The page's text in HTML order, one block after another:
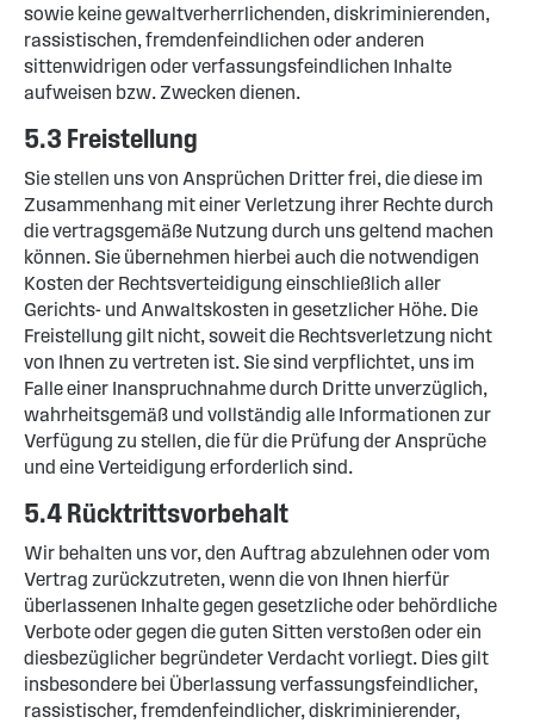
sowie keine gewaltverherrlichenden, diskriminierenden,
rassistischen, fremdenfeindlichen oder anderen
sittenwidrigen oder verfassungsfeindlichen Inhalte
aufweisen bzw. Zwecken dienen.
5.3 Freistellung
Sie stellen uns von Ansprüchen Dritter frei, die diese im
Zusammenhang mit einer Verletzung ihrer Rechte durch
die vertragsgemäße Nutzung durch uns geltend machen
können. Sie übernehmen hierbei auch die notwendigen
Kosten der Rechtsverteidigung einschließlich aller
Gerichts- und Anwaltskosten in gesetzlicher Höhe. Die
Freistellung gilt nicht, soweit die Rechtsverletzung nicht
von Ihnen zu vertreten ist. Sie sind verpflichtet, uns im
Falle einer Inanspruchnahme durch Dritte unverzüglich,
wahrheitsgemäß und vollständig alle Informationen zur
Verfügung zu stellen, die für die Prüfung der Ansprüche
und eine Verteidigung erforderlich sind.
5.4 Rücktrittsvorbehalt
Wir behalten uns vor, den Auftrag abzulehnen oder vom
Vertrag zurückzutreten, wenn die von Ihnen hierfür
überlassenen Inhalte gegen gesetzliche oder behördliche
Verbote oder gegen die guten Sitten verstoßen oder ein
diesbezüglicher begründeter Verdacht vorliegt. Dies gilt
insbesondere bei Überlassung verfassungsfeindlicher,
rassistischer, fremdenfeindlicher, diskriminierender,